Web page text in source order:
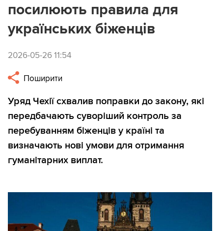
посилюють правила для
українських біженців
2026-05-26 11:54
Поширити
Уряд Чехії схвалив поправки до закону, які
передбачають суворіший контроль за
перебуванням біженців у країні та
визначають нові умови для отримання
гуманітарних виплат.